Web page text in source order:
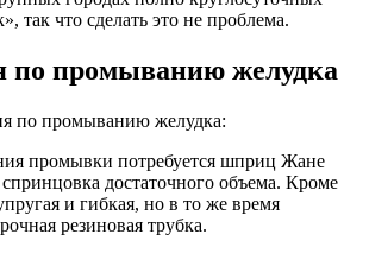
так что сделать это не проблема.
по промыванию желудка
по промыванию желудка:
промывки потребуется шприц Жане
достаточного объема. Кроме
и гибкая, но в то же время
резиновая трубка.